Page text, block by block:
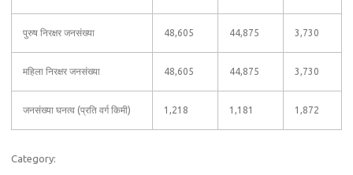
पुरुष निरक्षर जनसंख्या 48,605 44,875 3,730
महिला निरक्षर जनसंख्या 48,605 44,875 3,730
जनसंख्या घनत्व (प्रति वर्ग किमी) 1,218 1,181 1,872
Category: